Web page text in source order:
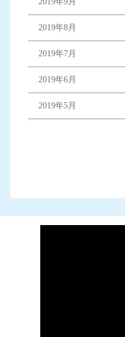
2019年8月
2019年7月
2019年6月
2019年5月